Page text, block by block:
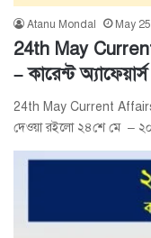
Atanu Mondal May
24th May
– কারেন্ট অ্যাফেয়ার্স
24th May Current Affairs
দেওয়া রইলো ২৪শে মে –